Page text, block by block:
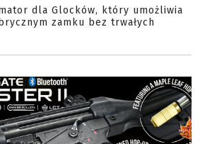
dla Glocków, który umożliwia
zamku bez trwałych